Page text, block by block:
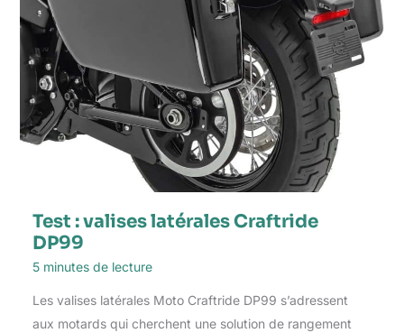
Test : valises latérales Craftride
DP99
5 minutes de lecture
Les valises latérales Moto Craftride DP99 s’adressent
aux motards qui cherchent une solution de rangement